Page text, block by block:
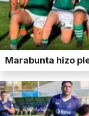
Marabunta hizo